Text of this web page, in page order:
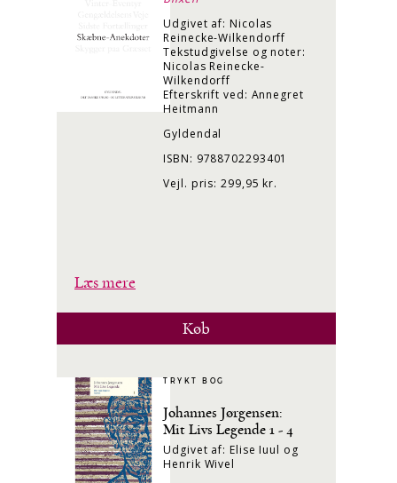
Udgivet af: Nicolas
Reinecke-Wilkendorff
Tekstudgivelse og noter:
Nicolas Reinecke-
Wilkendorff
Efterskrift ved: Annegret
Heitmann
Gyldendal
ISBN: 9788702293401
Vejl. pris: 299,95 kr.
Læs mere
Køb
TRYKT BOG
Johannes Jørgensen:
Mit Livs Legende 1 - 4
Udgivet af: Elise Iuul og
Henrik Wivel